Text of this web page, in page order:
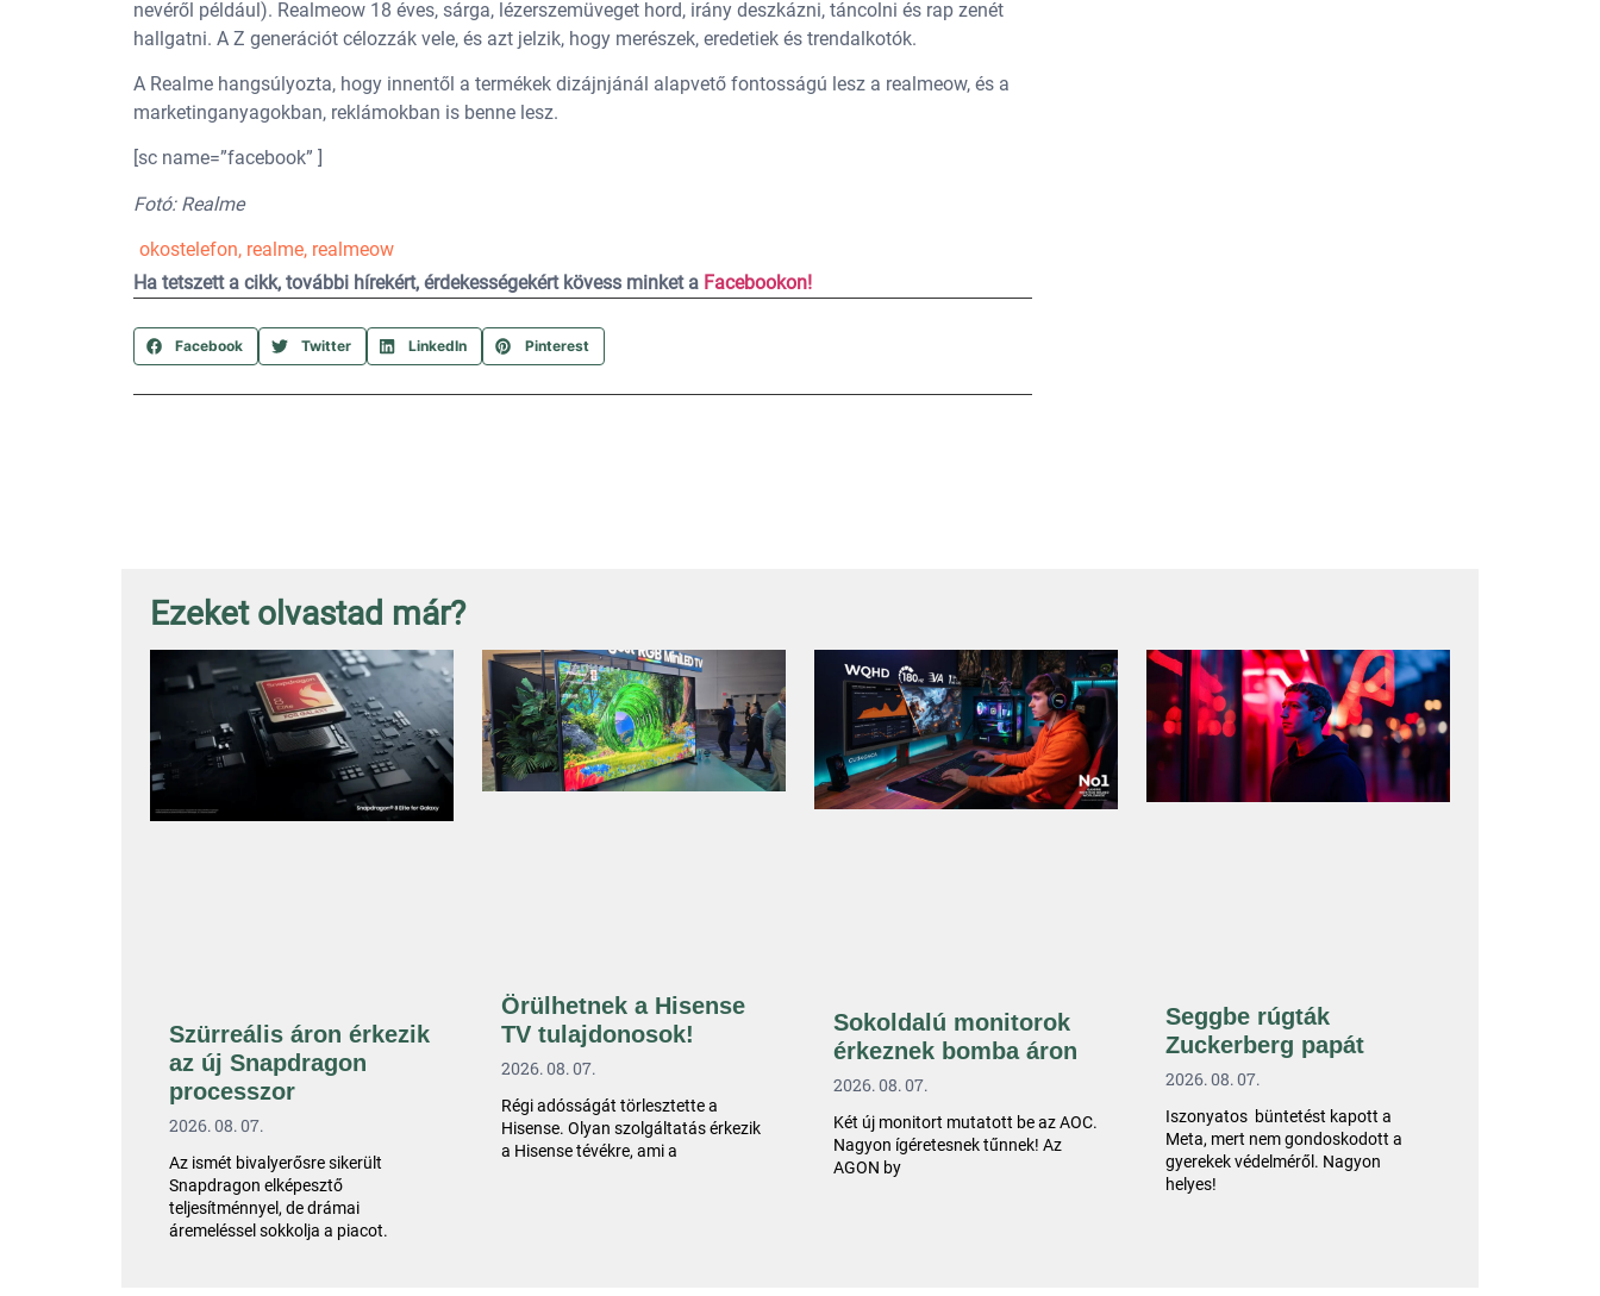
nevéről például). Realmeow 18 éves, sárga, lézerszemüveget hord, irány deszkázni, táncolni és rap zenét
hallgatni. A Z generációt célozzák vele, és azt jelzik, hogy merészek, eredetiek és trendalkotók.
A Realme hangsúlyozta, hogy innentől a termékek dizájnjánál alapvető fontosságú lesz a realmeow, és a
marketinganyagokban, reklámokban is benne lesz.
[sc name=”facebook” ]
Fotó: Realme
okostelefon, realme, realmeow
Ha tetszett a cikk, további hírekért, érdekességekért kövess minket a Facebookon!
Facebook Twitter LinkedIn Pinterest
Ezeket olvastad már?
Szürreális áron érkezik
az új Snapdragon
processzor
2026. 08. 07.
Az ismét bivalyerősre sikerült
Snapdragon elképesztő
teljesítménnyel, de drámai
áremeléssel sokkolja a piacot.
Örülhetnek a Hisense
TV tulajdonosok!
2026. 08. 07.
Régi adósságát törlesztette a
Hisense. Olyan szolgáltatás érkezik
a Hisense tévékre, ami a
Sokoldalú monitorok
érkeznek bomba áron
2026. 08. 07.
Két új monitort mutatott be az AOC.
Nagyon ígéretesnek tűnnek! Az
AGON by
Seggbe rúgták
Zuckerberg papát
2026. 08. 07.
Iszonyatos büntetést kapott a
Meta, mert nem gondoskodott a
gyerekek védelméről. Nagyon
helyes!